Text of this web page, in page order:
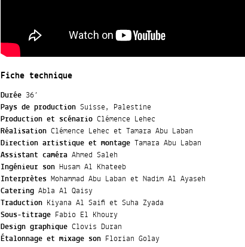
Fiche technique
Durée36’
Pays de production Suisse, Palestine
Production et scénario Clémence Lehec
Réalisation Clémence Lehec et Tamara Abu Laban
Direction artistique et montage Tamara Abu Laban
Assistant caméra Ahmed Saleh
Ingénieur son Husam Al Khateeb
Interprètes Mohammad Abu Laban et Nadim Al Ayaseh
Catering Abla Al Qaisy
Traduction Kiyana Al Saifi et Suha Zyada
Sous-titrage Fabio El Khoury
Design graphique Clovis Duran
Étalonnage et mixage son Florian Golay